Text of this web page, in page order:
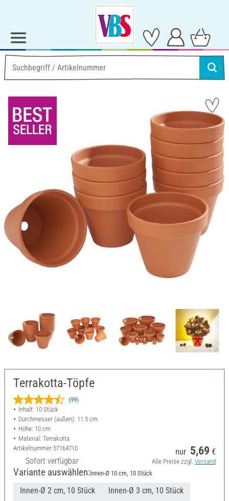
Terrakotta-Töpfe
(99)
Inhalt: 10 Stück
Durchmesser (außen): 11.5 cm
Höhe: 10 cm
Material: Terrakotta
Artikelnummer 57164710
Sofort verfügbar
nur 5,69 €
Alle Preise zzgl. Versand
Variante auswählen:Innen-Ø 10 cm, 10 Stück
Innen-Ø 2 cm, 10 Stück
Innen-Ø 3 cm, 10 Stück